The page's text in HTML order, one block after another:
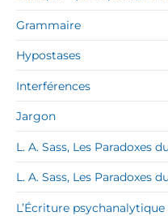
Grammaire
Hypostases
Interférences
Jargon
L. A. Sass, Les Paradoxes
L. A. Sass, Les Paradoxes
L’Écriture psychanalytique